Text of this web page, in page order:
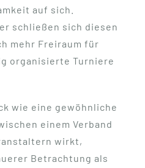
auf sich.
schließen sich diesen
mehr Freiraum für
organisierte Turniere
wie eine gewöhnliche
einem Verband
wirkt,
Betrachtung als